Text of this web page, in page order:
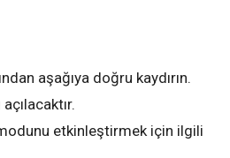
aşağıya doğru kaydırın.
etkinleştirmek için ilgili